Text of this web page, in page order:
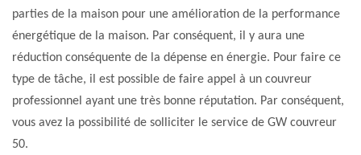
parties de la maison pour une amélioration de la performance
énergétique de la maison. Par conséquent, il y aura une
réduction conséquente de la dépense en énergie. Pour faire ce
type de tâche, il est possible de faire appel à un couvreur
professionnel ayant une très bonne réputation. Par conséquent,
vous avez la possibilité de solliciter le service de GW couvreur
50.